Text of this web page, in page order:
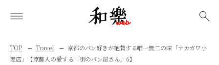
TOP Travel
京都のパン好きが絶賛する唯一無二の味「ナカガワ小
麦店」【京都人の愛する「街のパン屋さん」6】